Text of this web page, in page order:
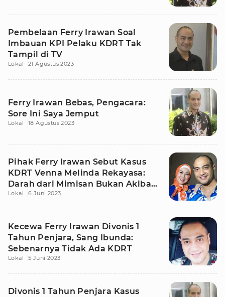
Pembelaan Ferry Irawan Soal
Imbauan KPI Pelaku KDRT Tak
Tampil di TV
Lokal 21 Agustus 2023
Ferry Irawan Bebas, Pengacara:
Sore Ini Saya Jemput
Lokal 18 Agustus 2023
Pihak Ferry Irawan Sebut Kasus
KDRT Venna Melinda Rekayasa:
Darah dari Mimisan Bukan Akibat
Pukulan
Lokal 6 Juni 2023
Kecewa Ferry Irawan Divonis 1
Tahun Penjara, Sang Ibunda:
Sebenarnya Tidak Ada KDRT
Lokal 5 Juni 2023
Divonis 1 Tahun Penjara Kasus